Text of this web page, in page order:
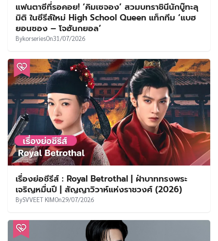
แฟนตาซีที่รอคอย! ‘คิมเซจอง’ สวมบทราชินีนักบู๊ทะลุ
มิติ ในซีรีส์ใหม่ High School Queen แท็กทีม ‘แบฮ
ยอนซอง – โจฮันกยอล’
BykorseriesOn31/07/2026
เรื่องย่อซีรีส์ : Royal Betrothal | ฝ่าบาททรงพระ
เจริญหมื่นปี | สัญญาวิวาห์แห่งราชวงศ์ (2026)
BySVVEET KIMOn29/07/2026